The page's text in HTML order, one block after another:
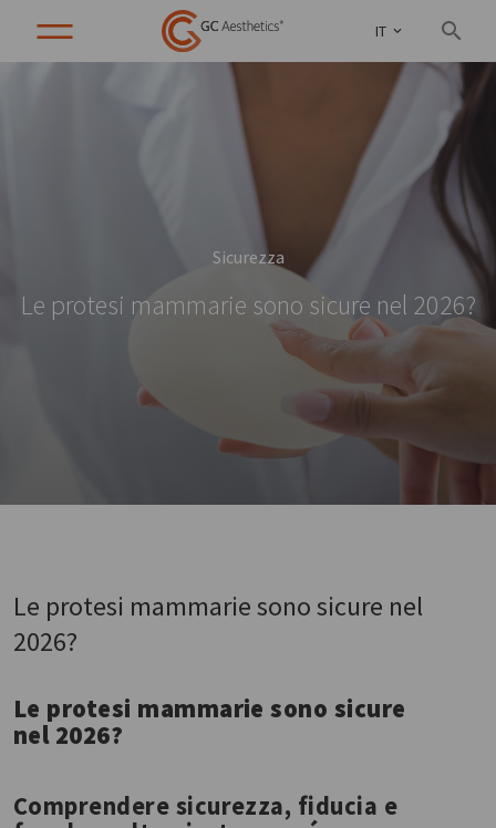
IT
Sicurezza
Le protesi mammarie sono sicure nel 2026?
Le protesi mammarie sono sicure nel
2026?
Le protesi mammarie sono sicure
nel 2026?
Comprendere sicurezza, fiducia e